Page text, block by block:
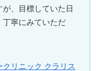
、目標していた日
丁寧にみていただ
リニック クラリス